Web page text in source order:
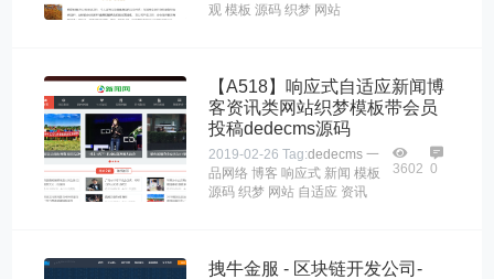
观 模板 源码 织梦 网站
【A518】响应式自适应新闻博
客资讯类网站织梦模板带会员
投稿dedecms源码
2019-02-26 Tag:dedecms 一
品网络 博客 响应式 新闻 模板
源码 织梦 网站 自适应 资讯
3602 0
拽牛金服 - 区块链开发公司-